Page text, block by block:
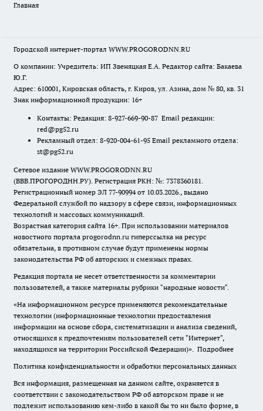
Главная
Городской интернет-портал WWW.PROGORODNN.RU
О компании: Учредитель: ИП Звеняцкая Е.А. Редактор сайта: Бакаева
Ю.Г.
Адрес: 610001, Кировская область, г. Киров, ул. Азина, дом № 80, кв. 31
Знак информационной продукции: 16+
Контакты: Редакция: 8-927-669-90-87 Email редакции:
red@pg52.ru
Рекламный отдел: 8-920-004-61-95 Email рекламного отдела:
st@pg52.ru
Сетевое издание WWW.PROGORODNN.RU
(ВВВ.ПРОГОРОДНН.РУ). Регистрация РКН: №: 7378360181.
Регистрационный номер ЭЛ 77-90994 от 10.03.2026., выдано
Федеральной службой по надзору в сфере связи, информационных
технологий и массовых коммуникаций.
Возрастная категория сайта 16+. При использовании материалов
новостного портала progorodnn.ru гиперссылка на ресурс
обязательна, в противном случае будут применены нормы
законодательства РФ об авторских и смежных правах.
Редакция портала не несет ответственности за комментарии
пользователей, а также материалы рубрики "народные новости".
«На информационном ресурсе применяются рекомендательные
технологии (информационные технологии предоставления
информации на основе сбора, систематизации и анализа сведений,
относящихся к предпочтениям пользователей сети "Интернет",
находящихся на территории Российской Федерации)». Подробнее
Политика конфиденциальности и обработки персональных данных
Вся информация, размещенная на данном сайте, охраняется в
соответствии с законодательством РФ об авторском праве и не
подлежит использованию кем-либо в какой бы то ни было форме, в